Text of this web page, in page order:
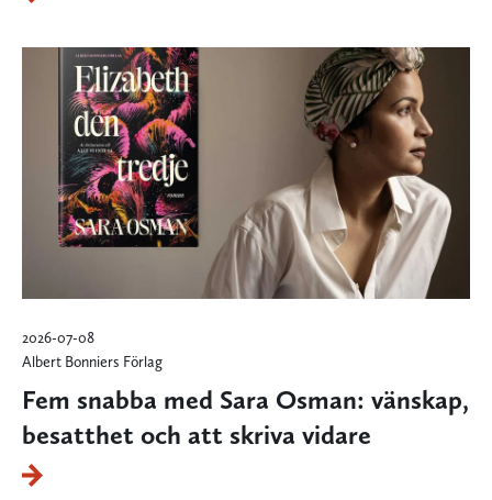
2026-07-08
Albert Bonniers Förlag
Fem snabba med Sara Osman: vänskap,
besatthet och att skriva vidare